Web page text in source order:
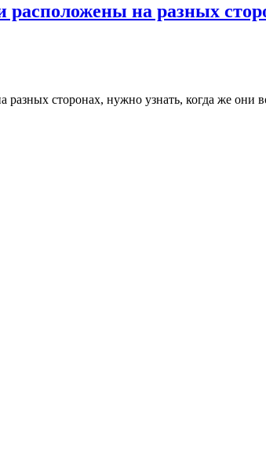
на разных
сторонах, нужно узнать, когда же